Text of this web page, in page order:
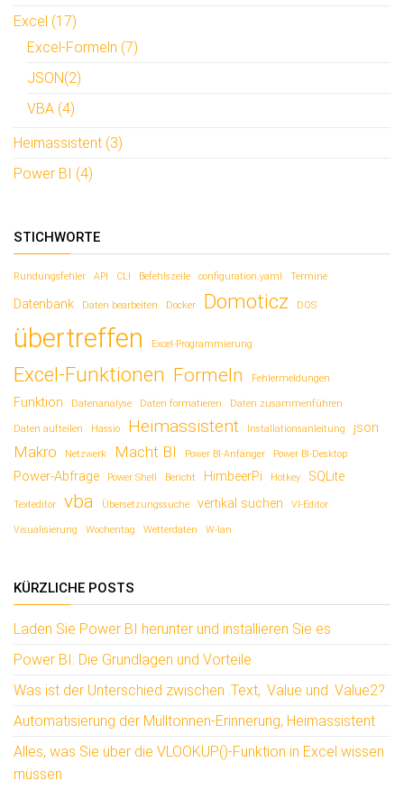
n
e
e
F
e
s
r
e
ö
t
)
n
e
r
e
ö
t
)
Excel (17)
Excel-Formeln (7)
JSON(2)
VBA (4)
Heimassistent (3)
Power BI (4)
STICHWORTE
Rundungsfehler API CLI Befehlszeile configuration.yaml Termine
Datenbank Daten bearbeiten Docker Domoticz DOS
übertreffen Excel-Programmierung
Excel-Funktionen Formeln Fehlermeldungen
Funktion Datenanalyse Daten formatieren Daten zusammenführen
Daten aufteilen Hassio Heimassistent Installationsanleitung json
Makro Netzwerk Macht BI Power BI-Anfänger Power BI-Desktop
Power-Abfrage Power Shell Bericht HimbeerPi Hotkey SQLite
Texteditor vba Übersetzungssuche vertikal suchen VI-Editor
Visualisierung Wochentag Wetterdaten W-lan
KÜRZLICHE POSTS
Laden Sie Power BI herunter und installieren Sie es
Power BI: Die Grundlagen und Vorteile
Was ist der Unterschied zwischen .Text, .Value und .Value2?
Automatisierung der Mülltonnen-Erinnerung, Heimassistent
Alles, was Sie über die VLOOKUP()-Funktion in Excel wissen
müssen